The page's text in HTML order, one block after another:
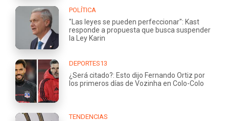
POLÍTICA
"Las leyes se pueden perfeccionar": Kast
responde a propuesta que busca suspender
la Ley Karin
DEPORTES13
¿Será citado?: Esto dijo Fernando Ortiz por
los primeros días de Vozinha en Colo-Colo
TENDENCIAS